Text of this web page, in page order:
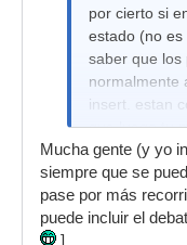
por cierto si
estado (no
saber que los
normalmente
insert. estan
que luego tu
quieras.
y por cierto la
pannel... VA
Mucha gente (y yo
siempre que se
pase por más
puede incluir el
]